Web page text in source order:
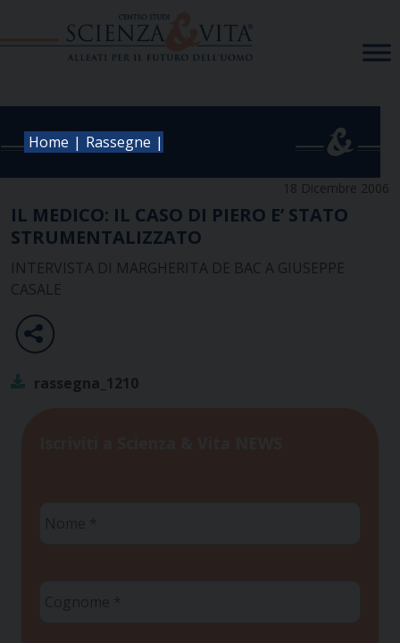
Home | Rassegne |
18 Dicembre 2006
IL MEDICO: IL CASO DI PIERO E’ STATO
STRUMENTALIZZATO
INTERVISTA DI MARGHERITA DE BAC A GIUSEPPE
CASALE
rassegna_1210